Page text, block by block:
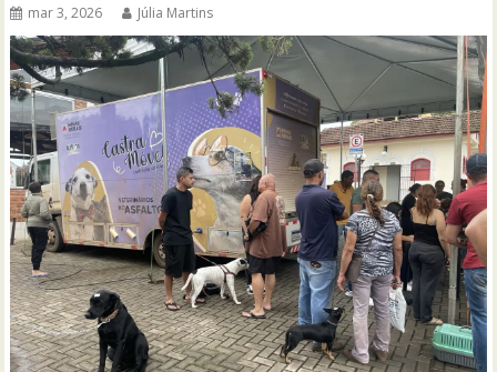
mar 3, 2026 Júlia Martins